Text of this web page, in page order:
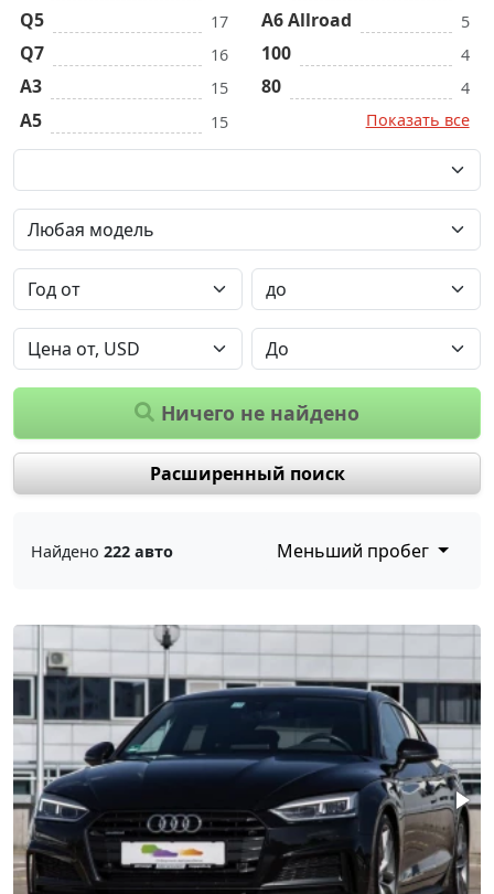
Q5 17
Q7 16
A3 15
A5 15
A6 Allroad 5
100 4
80
4
Показать все
Ничего не найдено
Расширенный поиск
Найдено 222 авто Меньший пробег